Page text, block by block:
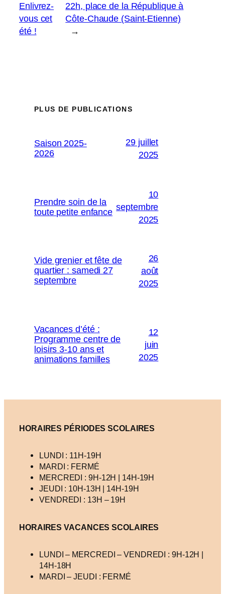
Enlivrez-
vous cet
été !
22h, place de la République à
Côte-Chaude (Saint-Etienne)
→
PLUS DE PUBLICATIONS
Saison 2025-
2026
29 juillet
2025
Prendre soin de la
toute petite enfance
10
septembre
2025
Vide grenier et fête de
quartier : samedi 27
septembre
26
août
2025
Vacances d’été :
Programme centre de
loisirs 3-10 ans et
animations familles
12
juin
2025
HORAIRES PÉRIODES SCOLAIRES
LUNDI : 11H-19H
MARDI : FERMÉ
MERCREDI : 9H-12H | 14H-19H
JEUDI : 10H-13H | 14H-19H
VENDREDI : 13H – 19H
HORAIRES VACANCES SCOLAIRES
LUNDI – MERCREDI – VENDREDI : 9H-12H |
14H-18H
MARDI – JEUDI : FERMÉ